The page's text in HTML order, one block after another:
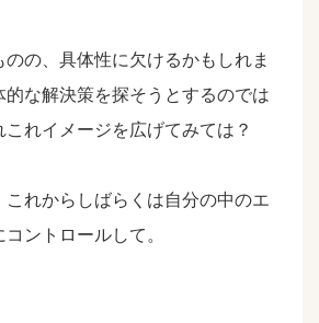
の、具体性に欠けるかもしれま
的な解決策を探そうとするのでは
れイメージを広げてみては？
これからしばらくは自分の中のエ
ントロールして。